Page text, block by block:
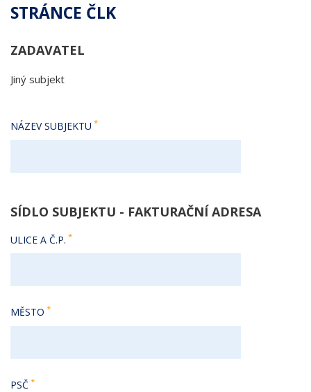
STRÁNCE ČLK
ZADAVATEL
Jiný subjekt
NÁZEV SUBJEKTU
SÍDLO SUBJEKTU - FAKTURAČNÍ ADRESA
ULICE A Č.P.
MĚSTO
PSČ